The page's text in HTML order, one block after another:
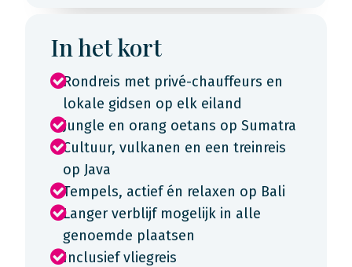
In het kort
Rondreis met privé-chauffeurs en
lokale gidsen op elk eiland
Jungle en orang oetans op Sumatra
Cultuur, vulkanen en een treinreis
op Java
Tempels, actief én relaxen op Bali
Langer verblijf mogelijk in alle
genoemde plaatsen
Inclusief vliegreis